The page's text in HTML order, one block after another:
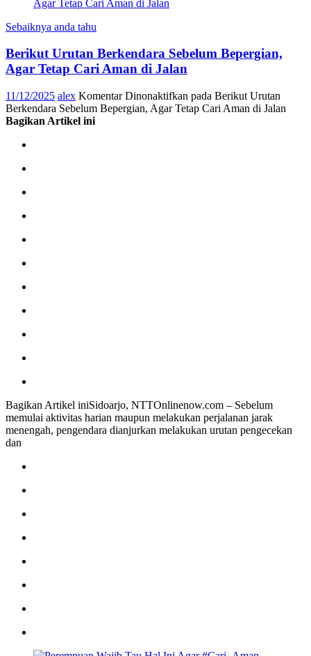
Sebaiknya anda tahu
Berikut Urutan Berkendara Sebelum Bepergian,
Agar Tetap Cari Aman di Jalan
11/12/2025 alex Komentar Dinonaktifkan pada Berikut Urutan
Berkendara Sebelum Bepergian, Agar Tetap Cari Aman di Jalan
Bagikan Artikel ini
Bagikan Artikel iniSidoarjo, NTTOnlinenow.com – Sebelum
memulai aktivitas harian maupun melakukan perjalanan jarak
menengah, pengendara dianjurkan melakukan urutan pengecekan
dan